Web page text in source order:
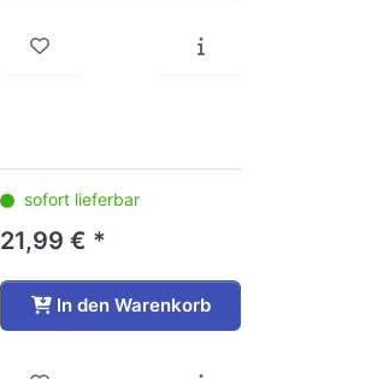
sofort lieferbar
21,99 € *
In den Warenkorb